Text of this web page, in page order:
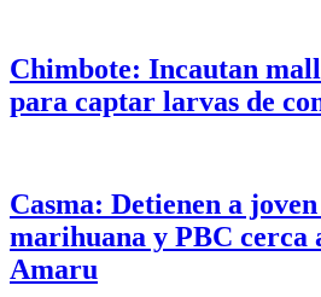
Chimbote: Incautan
para captar larvas de
Casma: Detienen a
marihuana y PBC cerca
Amaru